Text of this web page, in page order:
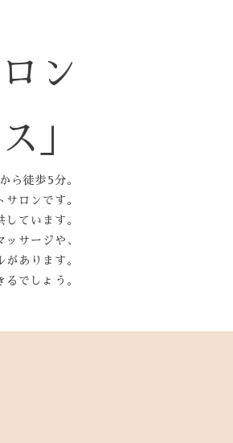
ン
」
ら徒歩5分。
サロンです。
ています。
サージや、
あります。
でしょう。